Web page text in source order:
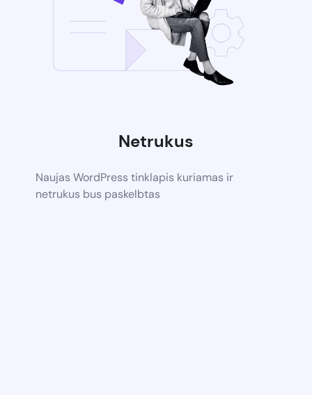
Netrukus
Naujas WordPress tinklapis kuriamas ir
netrukus bus paskelbtas